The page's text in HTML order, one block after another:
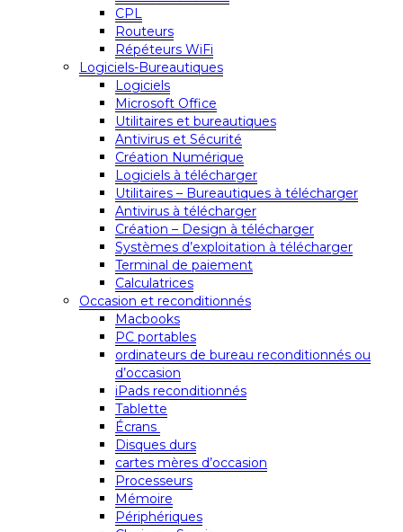
CPL
Routeurs
Répéteurs WiFi
Logiciels-Bureautiques
Logiciels
Microsoft Office
Utilitaires et bureautiques
Antivirus et Sécurité
Création Numérique
Logiciels à télécharger
Utilitaires – Bureautiques à télécharger
Antivirus à télécharger
Création – Design à télécharger
Systèmes d’exploitation à télécharger
Terminal de paiement
Calculatrices
Occasion et reconditionnés
Macbooks
PC portables
ordinateurs de bureau reconditionnés ou
d’occasion
iPads reconditionnés
Tablette
Écrans
Disques durs
cartes mères d’occasion
Processeurs
Mémoire
Périphériques